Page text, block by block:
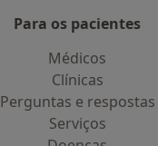
Para os pacientes
Médicos
Clínicas
Perguntas e respostas
Serviços